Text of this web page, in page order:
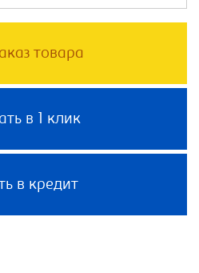
товара
в 1 клик
в кредит